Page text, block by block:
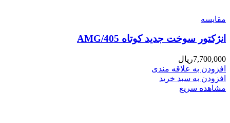
مقایسه
انژکتور سوخت جدید کوتاه 405/AMG
7,700,000ریال
افزودن به علاقه مندی
افزودن به سبد خرید
مشاهده سریع